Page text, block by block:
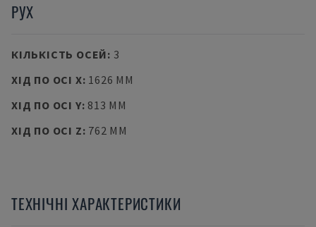
РУХ
КІЛЬКІСТЬ ОСЕЙ: 3
ХІД ПО ОСІ X: 1626 MM
ХІД ПО ОСІ Y: 813 MM
ХІД ПО ОСІ Z: 762 MM
ТЕХНІЧНІ ХАРАКТЕРИСТИКИ